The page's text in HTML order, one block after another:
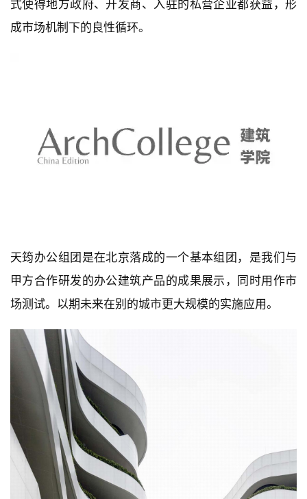
式使得地方政府、开发商、入驻的私营企业都获益，形
成市场机制下的良性循环。
天筠办公组团是在北京落成的一个基本组团，是我们与
甲方合作研发的办公建筑产品的成果展示，同时用作市
场测试。以期未来在别的城市更大规模的实施应用。